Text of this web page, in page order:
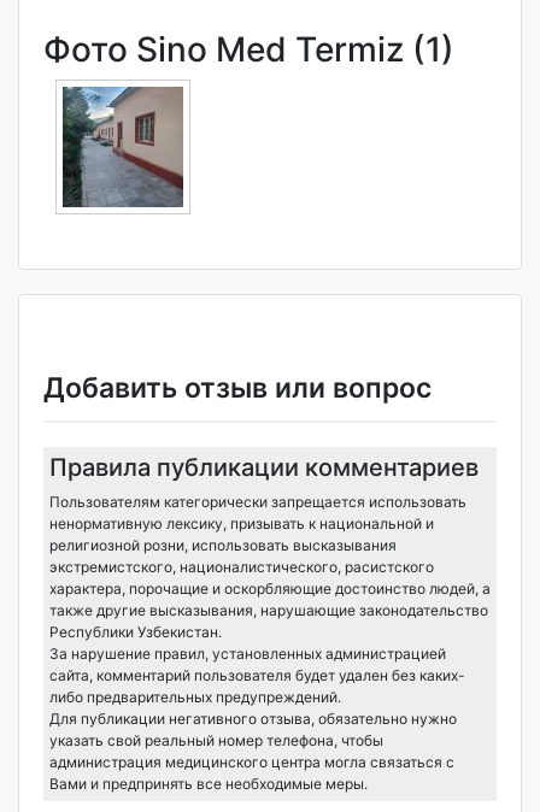
Фото Sino Med Termiz (1)
Добавить отзыв или вопрос
Правила публикации комментариев
Пользователям категорически запрещается использовать
ненормативную лексику, призывать к национальной и
религиозной розни, использовать высказывания
экстремистского, националистического, расистского
характера, порочащие и оскорбляющие достоинство людей, а
также другие высказывания, нарушающие законодательство
Республики Узбекистан.
За нарушение правил, установленных администрацией
сайта, комментарий пользователя будет удален без каких-
либо предварительных предупреждений.
Для публикации негативного отзыва, обязательно нужно
указать свой реальный номер телефона, чтобы
администрация медицинского центра могла связаться с
Вами и предпринять все необходимые меры.